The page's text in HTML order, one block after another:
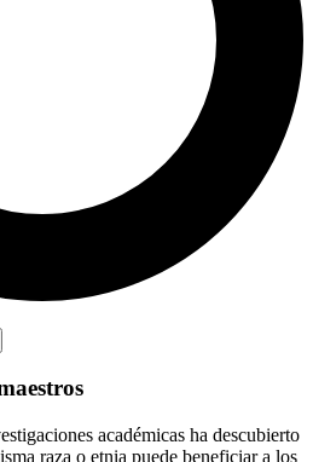
académicas ha descubierto
raza o etnia puede beneficiar a los